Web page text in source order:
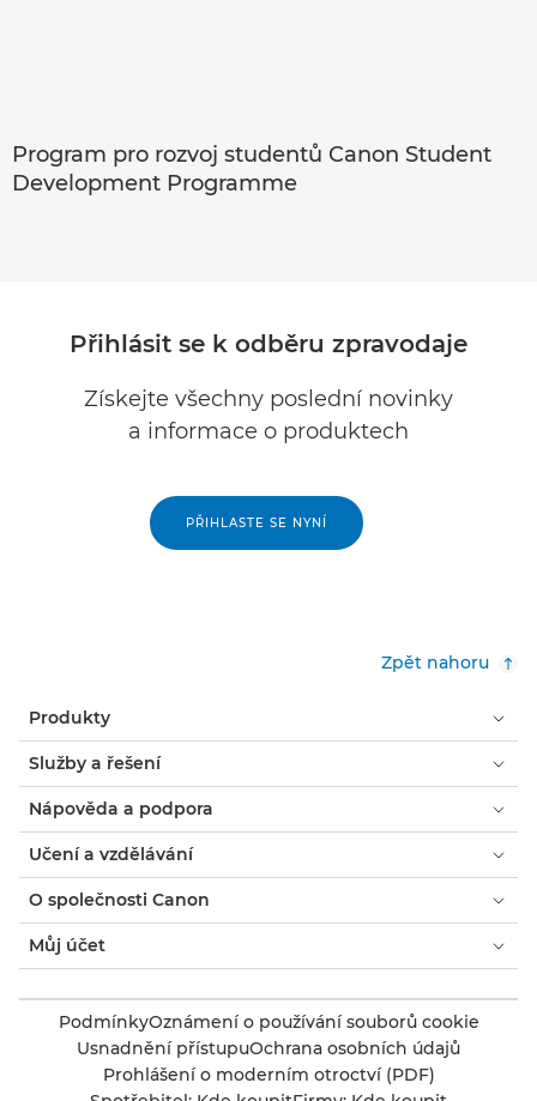
Program pro rozvoj studentů Canon Student
Development Programme
Přihlásit se k odběru zpravodaje
Získejte všechny poslední novinky
a informace o produktech
PŘIHLASTE SE NYNÍ
Zpět nahoru
Produkty
Služby a řešení
Nápověda a podpora
Učení a vzdělávání
O společnosti Canon
Můj účet
PodmínkyOznámení o používání souborů cookie
Usnadnění přístupuOchrana osobních údajů
Prohlášení o moderním otroctví (PDF)